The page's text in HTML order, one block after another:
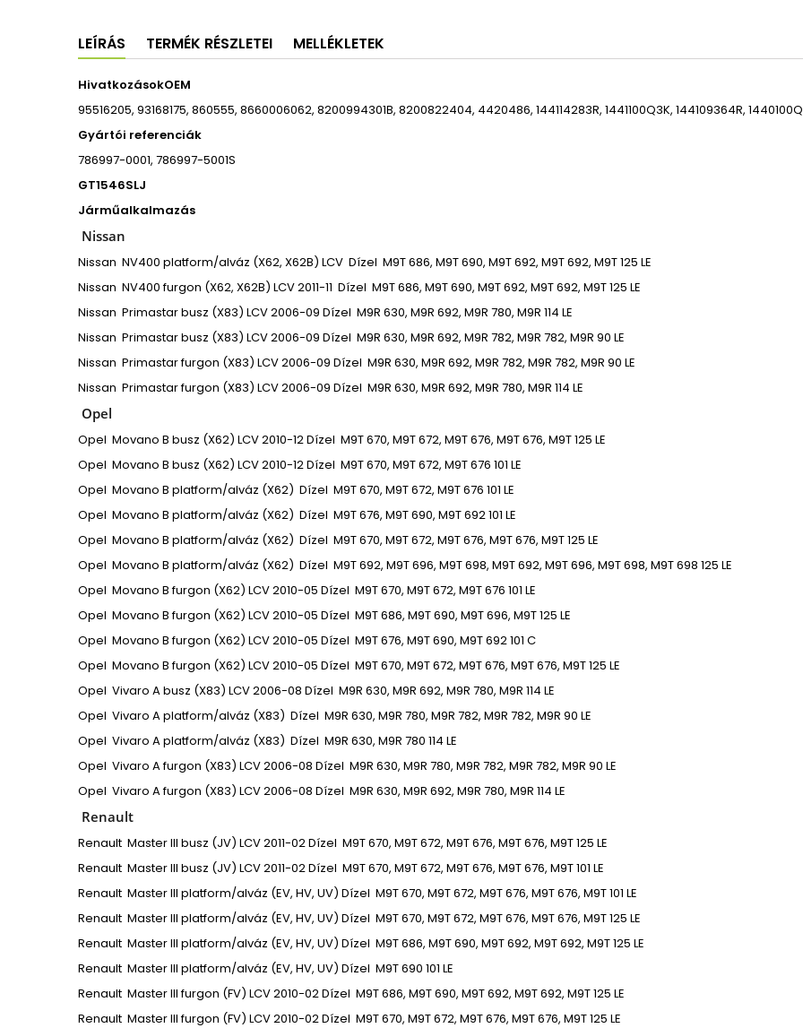
LEÍRÁS TERMÉK RÉSZLETEI MELLÉKLETEK
HivatkozásokOEM
95516205, 93168175, 860555, 8660006062, 8200994301B, 8200822404, 4420486, 144114283R, 1441100Q3K, 144109364R,
Gyártói referenciák
786997-0001, 786997-5001S
GT1546SLJ
Járműalkalmazás
Nissan
Nissan NV400 platform/alváz (X62, X62B) LCV Dízel M9T 686, M9T 690, M9T 692, M9T 692, M9T125 LE
Nissan NV400 furgon (X62, X62B) LCV2011-11 Dízel M9T 686, M9T 690, M9T 692, M9T 692, M9T125 LE
Nissan Primastar busz (X83) LCV2006-09 Dízel M9R 630, M9R 692, M9R 780, M9R 114 LE
Nissan Primastar busz (X83) LCV2006-09 Dízel M9R 630, M9R 692, M9R 782, M9R 782, M9R 90 LE
Nissan Primastar furgon (X83) LCV2006-09 Dízel M9R 630, M9R 692, M9R 782, M9R 782, M9R 90 LE
Nissan Primastar furgon (X83) LCV2006-09 Dízel M9R 630, M9R 692, M9R 780, M9R 114 LE
Opel
Opel Movano B busz (X62) LCV2010-12Dízel M9T 670, M9T 672, M9T 676, M9T 676, M9T125 LE
Opel Movano B busz (X62) LCV2010-12Dízel M9T 670, M9T 672, M9T 676 101 LE
Opel Movano B platform/alváz (X62) Dízel M9T 670, M9T 672, M9T 676 101 LE
Opel Movano B platform/alváz (X62) Dízel M9T 676, M9T 690, M9T 692101 LE
Opel Movano B platform/alváz (X62) Dízel M9T 670, M9T 672, M9T 676, M9T 676, M9T125 LE
Opel Movano B platform/alváz (X62) Dízel M9T 692, M9T 696, M9T 698, M9T 692, M9T 696, M9T 698, M9T 698 125 LE
Opel Movano B furgon (X62) LCV2010-05 Dízel M9T 670, M9T 672, M9T 676 101 LE
Opel Movano B furgon (X62) LCV2010-05 Dízel M9T 686, M9T 690, M9T 696, M9T125 LE
Opel Movano B furgon (X62) LCV2010-05 Dízel M9T 676, M9T 690, M9T 692101 C
Opel Movano B furgon (X62) LCV2010-05 Dízel M9T 670, M9T 672, M9T 676, M9T 676, M9T125 LE
Opel Vivaro A busz (X83) LCV2006-08 Dízel M9R 630, M9R 692, M9R 780, M9R 114 LE
Opel Vivaro A platform/alváz (X83) Dízel M9R 630, M9R 780, M9R 782, M9R 782, M9R 90 LE
Opel Vivaro A platform/alváz (X83) Dízel M9R 630, M9R 780 114 LE
Opel Vivaro A furgon (X83) LCV2006-08 Dízel M9R 630, M9R 780, M9R 782, M9R 782, M9R 90 LE
Opel Vivaro A furgon (X83) LCV2006-08 Dízel M9R 630, M9R 692, M9R 780, M9R 114 LE
Renault
Renault Master III busz (JV) LCV2011-02Dízel M9T 670, M9T 672, M9T 676, M9T 676, M9T125 LE
Renault Master III busz (JV) LCV2011-02Dízel M9T 670, M9T 672, M9T 676, M9T 676, M9T101 LE
Renault Master III platform/alváz (EV, HV, UV) Dízel M9T 670, M9T 672, M9T 676, M9T 676, M9T101 LE
Renault Master III platform/alváz (EV, HV, UV) Dízel M9T 670, M9T 672, M9T 676, M9T 676, M9T125 LE
Renault Master III platform/alváz (EV, HV, UV) Dízel M9T 686, M9T 690, M9T 692, M9T 692, M9T125 LE
Renault Master III platform/alváz (EV, HV, UV) Dízel M9T 690 101 LE
Renault Master III furgon (FV) LCV2010-02Dízel M9T 686, M9T 690, M9T 692, M9T 692, M9T125 LE
Renault Master III furgon (FV) LCV2010-02Dízel M9T 670, M9T 672, M9T 676, M9T 676, M9T125 LE